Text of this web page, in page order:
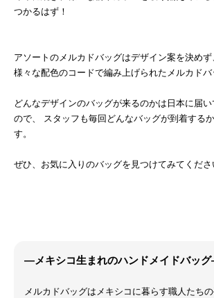
つかるはず！
アソートのメルカドバッグはデザイン案を決め
様々な配色のコードで編み上げられたメルカドバ
どんなデザインのバッグが来るのかは日本に届
ので、 スタッフも毎回どんなバッグが到着する
す。
ぜひ、お気に入りのバッグを見つけてみてくださ
―メキシコ生まれのハンドメイドバッ
メルカドバッグはメキシコに暮らす職人たち